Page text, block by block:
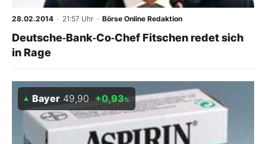
28.02.2014 · 21:57 Uhr · Börse Online Redaktion
Deutsche‑Bank‑Co‑Chef Fitschen redet sich
in Rage
Bayer 49,90 +0,93%